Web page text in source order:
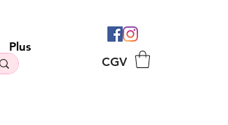
Plus
CGV